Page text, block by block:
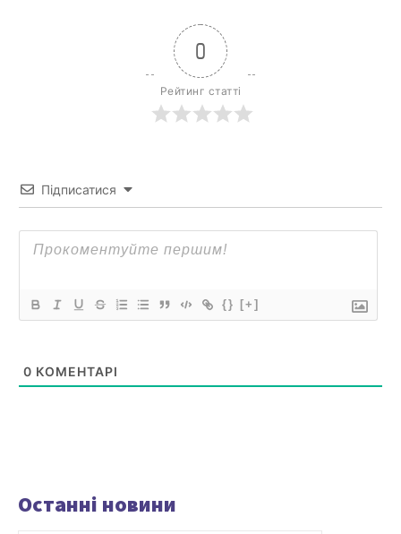
0
Рейтинг статті
Підписатися
{} [+]
0 КОМЕНТАРІ
Останні новини